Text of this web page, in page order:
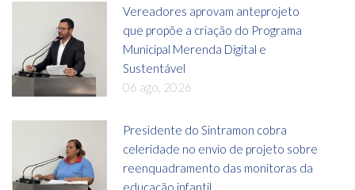
Vereadores aprovam anteprojeto
que propõe a criação do Programa
Municipal Merenda Digital e
Sustentável
06 ago, 2026
Presidente do Sintramon cobra
celeridade no envio de projeto sobre
reenquadramento das monitoras da